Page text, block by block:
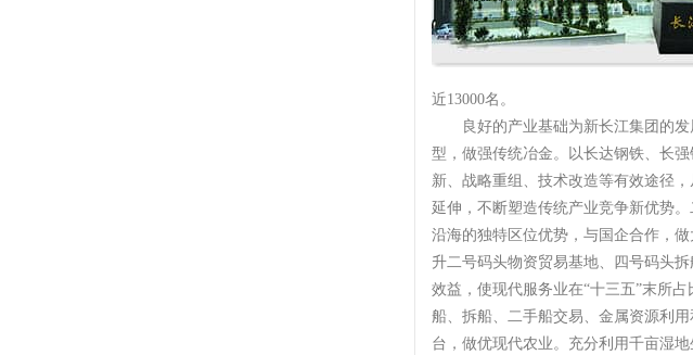
近13000名。
良好的产业基础为新长江集团的
型，做强传统冶金。以长达钢铁、长
新、战略重组、技术改造等有效途径
延伸，不断塑造传统产业竞争新优势
沿海的独特区位优势，与国企合作，
升二号码头物资贸易基地、四号码头
效益，使现代服务业在“十三五”末所
船、拆船、二手船交易、金属资源利
台，做优现代农业。充分利用千亩湿